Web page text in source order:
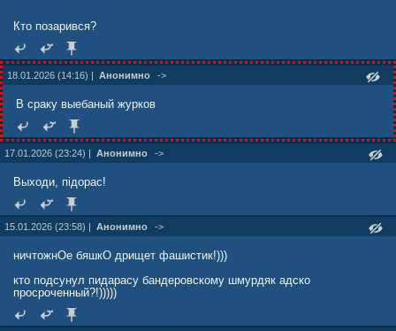
Кто позарився?
18.01.2026 (14:16) | Анонимно ->
В сраку выебаный журков
17.01.2026 (23:24) | Анонимно ->
Выходи, пiдорас!
15.01.2026 (23:58) | Анонимно ->
ничтожнОе бяшкО дрищет фашистик!)))
кто подсунул пидарасу бандеровскому шмурдяк адско
просроченный?!)))))